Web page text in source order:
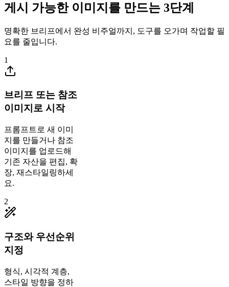
게시 가능한 이미지를 만드는 3단계
명확한 브리프에서 완성 비주얼까지, 도구를 오가며 작업할 필
요를 줄입니다.
1
브리프 또는 참조
이미지로 시작
프롬프트로 새 이미
지를 만들거나 참조
이미지를 업로드해
기존 자산을 편집, 확
장, 재스타일링하세
요.
2
구조와 우선순위
지정
형식, 시각적 계층,
스타일 방향을 정하